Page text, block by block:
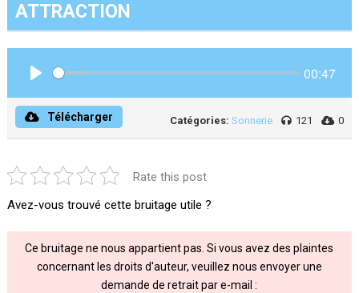
ATTRACTION
00:47
Télécharger Catégories: Sonnerie 121 0
Rate this post
Avez-vous trouvé cette bruitage utile ?
Ce bruitage ne nous appartient pas. Si vous avez des plaintes
concernant les droits d'auteur, veuillez nous envoyer une
demande de retrait par e-mail :